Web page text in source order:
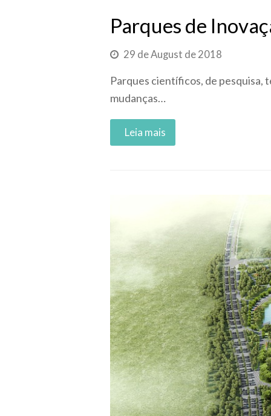
Parques de
29 de August de 2018
Parques científicos, de pesquisa,
mudanças…